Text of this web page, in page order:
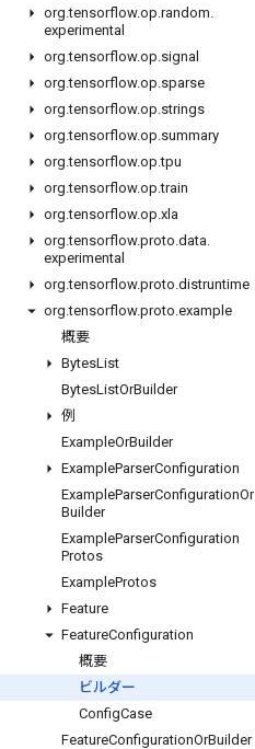
org.tensorflow.op.random.
experimental
org.tensorflow.op.signal
org.tensorflow.op.sparse
org.tensorflow.op.strings
org.tensorflow.op.summary
org.tensorflow.op.tpu
org.tensorflow.op.train
org.tensorflow.op.xla
org.tensorflow.proto.data.
experimental
org.tensorflow.proto.distruntime
org.tensorflow.proto.example
概要
BytesList
BytesListOrBuilder
例
ExampleOrBuilder
ExampleParserConfiguration
ExampleParserConfigurationOr
Builder
ExampleParserConfiguration
Protos
ExampleProtos
Feature
FeatureConfiguration
概要
ビルダー
ConfigCase
FeatureConfigurationOrBuilder